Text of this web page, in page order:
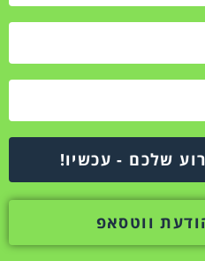
שלכם - עכשיו!
ווטסאפ